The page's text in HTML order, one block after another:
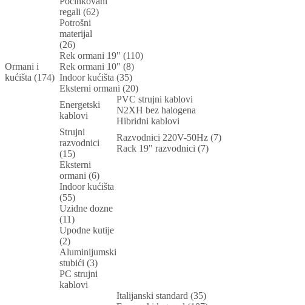
regali (62)
Potrošni
materijal
(26)
Ormani i
kućišta (174)
Rek ormani 19" (110)
Rek ormani 10" (8)
Indoor kućišta (35)
Eksterni ormani (20)
Energetski
kablovi
PVC strujni kablovi
N2XH bez halogena
Hibridni kablovi
Strujni
razvodnici
(15)
Razvodnici 220V-50Hz (7)
Rack 19" razvodnici (7)
Eksterni
ormani (6)
Indoor kućišta
(55)
Uzidne dozne
(11)
Upodne kutije
(2)
Aluminijumski
stubići (3)
PC strujni
kablovi
Italijanski standard (35)